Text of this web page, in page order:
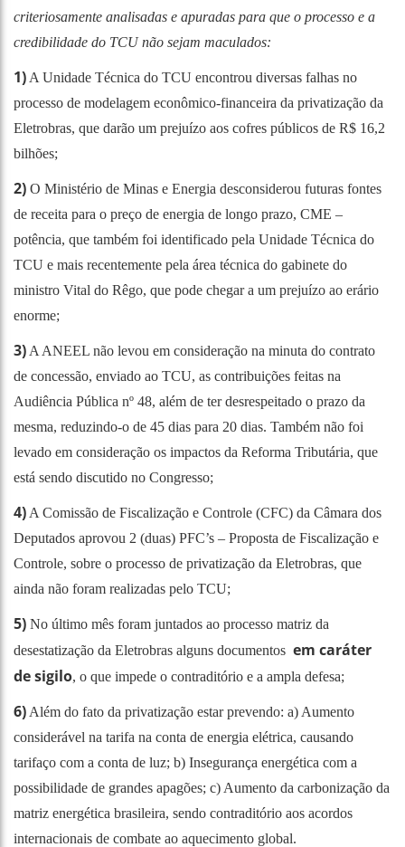
criteriosamente analisadas e apuradas para que o processo e a
credibilidade do TCU não sejam maculados:
1) A Unidade Técnica do TCU encontrou diversas falhas no
processo de modelagem econômico-financeira da privatização da
Eletrobras, que darão um prejuízo aos cofres públicos de R$ 16,2
bilhões;
2) O Ministério de Minas e Energia desconsiderou futuras fontes
de receita para o preço de energia de longo prazo, CME –
potência, que também foi identificado pela Unidade Técnica do
TCU e mais recentemente pela área técnica do gabinete do
ministro Vital do Rêgo, que pode chegar a um prejuízo ao erário
enorme;
3) A ANEEL não levou em consideração na minuta do contrato
de concessão, enviado ao TCU, as contribuições feitas na
Audiência Pública nº 48, além de ter desrespeitado o prazo da
mesma, reduzindo-o de 45 dias para 20 dias. Também não foi
levado em consideração os impactos da Reforma Tributária, que
está sendo discutido no Congresso;
4) A Comissão de Fiscalização e Controle (CFC) da Câmara dos
Deputados aprovou 2 (duas) PFC’s – Proposta de Fiscalização e
Controle, sobre o processo de privatização da Eletrobras, que
ainda não foram realizadas pelo TCU;
5) No último mês foram juntados ao processo matriz da
desestatização da Eletrobras alguns documentos em caráter
de sigilo, o que impede o contraditório e a ampla defesa;
6) Além do fato da privatização estar prevendo: a) Aumento
considerável na tarifa na conta de energia elétrica, causando
tarifaço com a conta de luz; b) Insegurança energética com a
possibilidade de grandes apagões; c) Aumento da carbonização da
matriz energética brasileira, sendo contraditório aos acordos
internacionais de combate ao aquecimento global.